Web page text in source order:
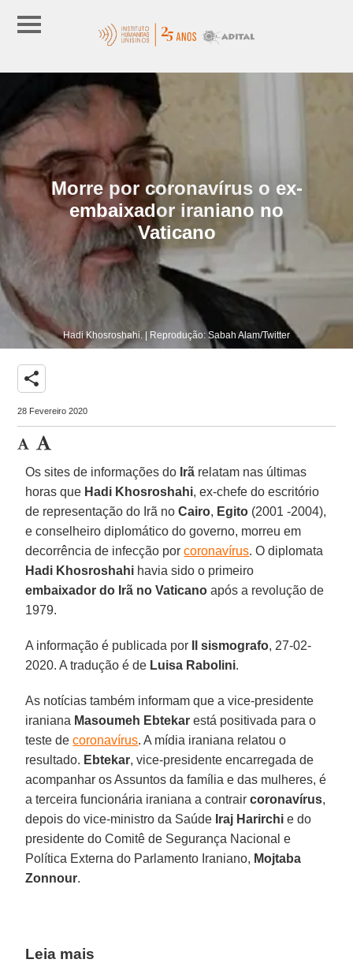
Morre por coronavírus o ex-
embaixador iraniano no
Vaticano
Hadi Khosroshahi. | Reprodução: Sabah Alam/Twitter
share
28 Fevereiro 2020
Os sites de informações do Irã relatam nas últimas
horas que Hadi Khosroshahi, ex-chefe do escritório
de representação do Irã noCairo, Egito (2001 -2004),
e conselheiro diplomático do governo, morreu em
decorrência de infecção porcoronavírus. O diplomata
Hadi Khosroshahi havia sido o primeiro
embaixador do Irã no Vaticano após a revolução de
1979.
A informação é publicada por Il sismografo, 27-02-
2020. A tradução é de Luisa Rabolini.
As notícias também informam que a vice-presidente
iraniana Masoumeh Ebtekar está positivada para o
teste decoronavírus. A mídia iraniana relatou o
resultado. Ebtekar, vice-presidente encarregada de
acompanhar os Assuntos da família e das mulheres, é
a terceira funcionária iraniana a contraircoronavírus,
depois do vice-ministro da Saúde Iraj Harirchi e do
presidente do Comitê de Segurança Nacional e
Política Externa do Parlamento Iraniano, Mojtaba
Zonnour.
Leia mais